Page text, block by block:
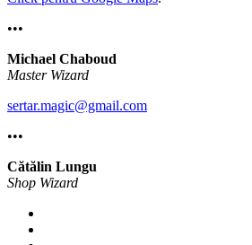
•••
Michael Chaboud
Master Wizard
sertar.magic@gmail.com
•••
Cătălin Lungu
Shop Wizard